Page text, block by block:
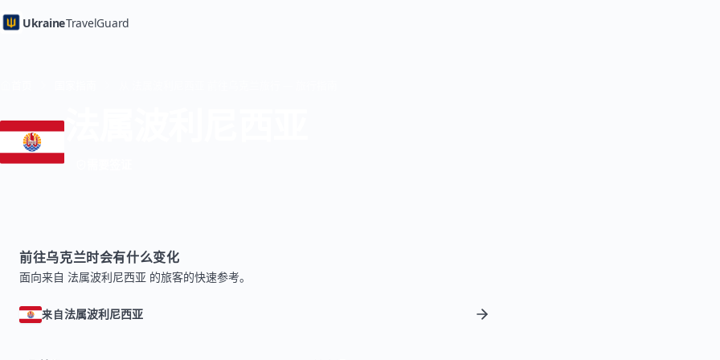
UkraineTravelGuard
前往乌克兰时会有什么变化
面向来自 法属波利尼西亚 的旅客的快速参考。
来自法属波利尼西亚